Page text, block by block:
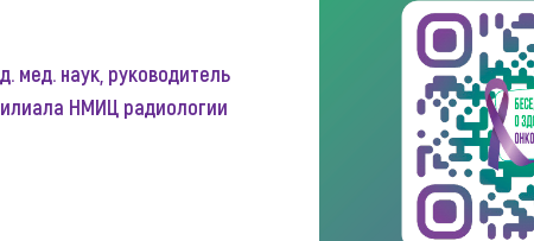
мед. наук, руководитель
НМИЦ радиологии